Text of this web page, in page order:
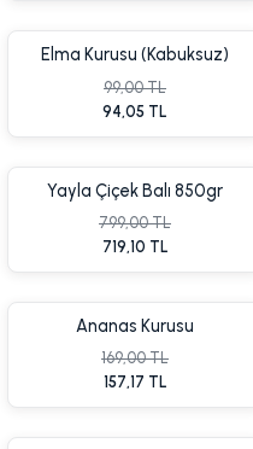
Elma Kurusu (Kabuksuz)
99,00 TL
94,05 TL
Yayla Çiçek Balı 850gr
799,00 TL
719,10 TL
Ananas Kurusu
169,00 TL
157,17 TL